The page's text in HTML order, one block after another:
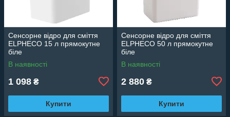
Сенсорне відро для сміття
ELPHECO 15 л прямокутне
біле
В наявності
1 098 ₴
Купити
Сенсорне відро для сміття
ELPHECO 50 л прямокутне
біле
В наявності
2 880 ₴
Купити